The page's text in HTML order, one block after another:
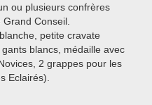
ou plusieurs confrères
Conseil.
petite cravate
blancs, médaille avec
2 grappes pour les
Eclairés).